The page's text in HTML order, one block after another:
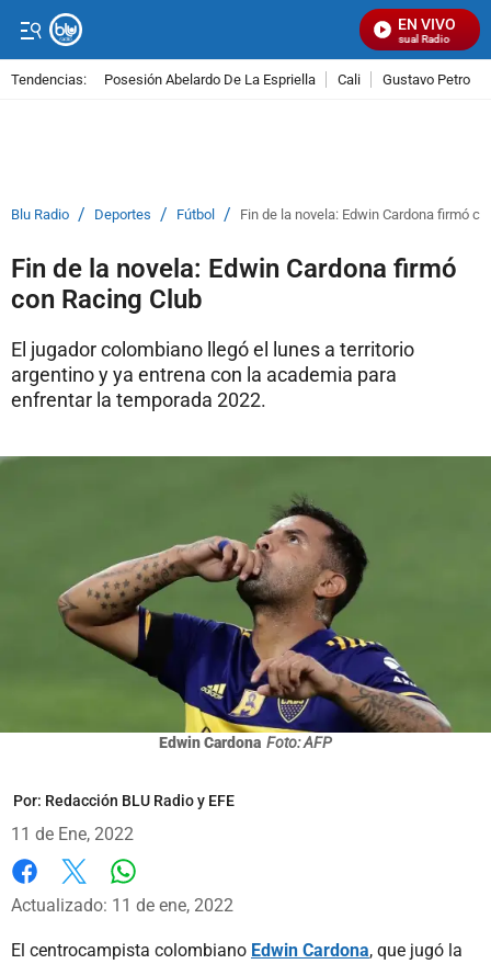
EN VIVO
Señal Visual Radio
Tendencias: Posesión Abelardo De La Espriella Cali Gustavo Petro
Blu Radio / Deportes / Fútbol / Fin de la novela: Edwin Cardona firmó
Fin de la novela: Edwin Cardona firmó
con Racing Club
El jugador colombiano llegó el lunes a territorio
argentino y ya entrena con la academia para
enfrentar la temporada 2022.
Edwin Cardona Foto: AFP
Por: Redacción BLU Radio y EFE
11 de Ene, 2022
Facebook
X
Actualizado: 11 de ene, 2022
El centrocampista colombiano Edwin Cardona, que jugó la